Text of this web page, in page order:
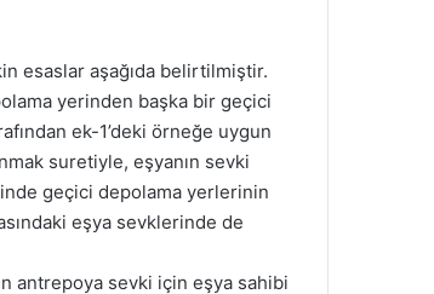
esaslar aşağıda belirtilmiştir.
yerinden başka bir geçici
ek-1’deki örneğe uygun
suretiyle, eşyanın sevki
geçici depolama yerlerinin
eşya sevklerinde de
antrepoya sevki için eşya sahibi